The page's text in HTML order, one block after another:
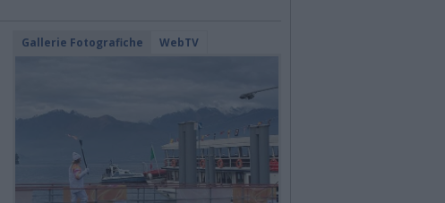
Gallerie Fotografiche WebTV